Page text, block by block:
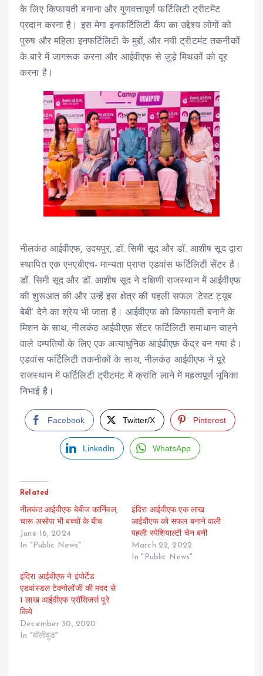
के लिए किफायती बनाना और गुणवत्तापूर्ण फर्टिलिटी ट्रीटमेंट
प्रदान करना है। इस मेगा इनफर्टिलिटी कैंप का उद्देश्य लोगों को
पुरुष और महिला इनफर्टिलिटी के मुद्दों, और नयी ट्रीटमंट तकनीकों
के बारे में जागरूक करना और आईवीएफ से जुड़े मिथकों को दूर
करना है।
नीलकंठ आईवीएफ, उदयपुर, डॉ. सिमी सूद और डॉ. आशीष सूद द्वारा
स्थापित एक एनएबीएच- मान्यता प्राप्त एडवांस फर्टिलिटी सेंटर है।
डॉ. सिमी सूद और डॉ. आशीष सूद ने दक्षिणी राजस्थान में आईवीएफ
की शुरूआत की और उन्हें इस क्षेत्र की पहली सफल ‘टेस्ट ट्यूब
बेबी’ देने का श्रेय भी जाता है। आईवीएफ को किफायती बनाने के
मिशन के साथ, नीलकंठ आईवीएफ़ सेंटर फर्टिलिटी समाधान चाहने
वाले दम्पतियों के लिए एक अत्याधुनिक आईवीएफ़ केंद्र बन गया है।
एडवांस फर्टिलिटी तकनीकों के साथ, नीलकंठ आईवीएफ ने पूरे
राजस्थान में फर्टिलिटी ट्रीटमंट में क्रांति लाने में महत्वपूर्ण भूमिका
निभाई है।
Facebook Twitter/X Pinterest
LinkedIn WhatsApp
Related
नीलकंठ आईवीएफ बेबीज कार्निवल,
चारू असोपा भी बच्चों के बीच
June 16, 2024
In "Public News"
इंदिरा आईवीएफ एक लाख
आईवीएफ को सफल बनाने वाली
पहली स्पेशियाल्टी चेन बनी
March 22, 2022
In "Public News"
इंदिरा आईवीएफ ने इंपोर्टेड
एडवांस्डल टेक्नोलॉजी की मदद से
1 लाख आईवीएफ प्रॉसिजर्स पूरे
किये
December 30, 2020
In "बॉलीवुड"